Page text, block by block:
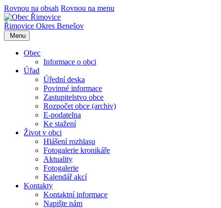
Rovnou na obsah Rovnou na menu
Řimovice Okres Benešov
Menu
Obec
Informace o obci
Úřad
Úřední deska
Povinné informace
Zastupitelstvo obce
Rozpočet obce (archiv)
E-podatelna
Ke stažení
Život v obci
Hlášení rozhlasu
Fotogalerie kronikáře
Aktuality
Fotogalerie
Kalendář akcí
Kontakty
Kontaktní informace
Napište nám